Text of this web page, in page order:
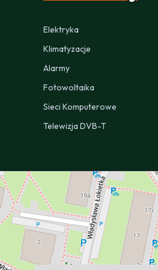
Elektryka
Klimatyzacje
Alarmy
Fotowoltaika
Sieci Komputerowe
Telewizja DVB-T